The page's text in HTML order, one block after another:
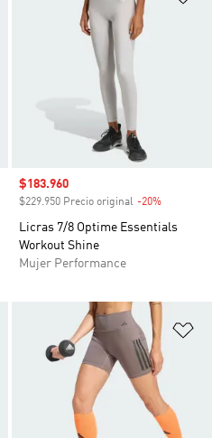
Precio de venta
$183.960
$229.950 Precio original -20%
Licras 7/8 Optime Essentials
Workout Shine
Mujer Performance
Añadir a la lista de deseos